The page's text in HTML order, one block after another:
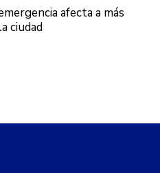
afecta a más
ciudad